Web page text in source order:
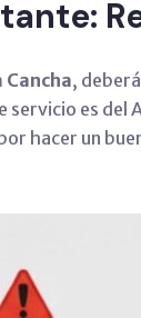
Cancha,
servicio es del
hacer un